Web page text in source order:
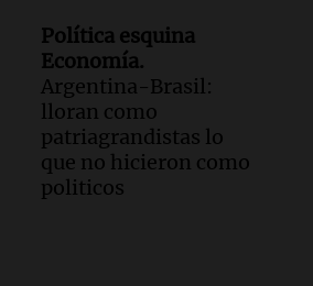
Política esquina
Economía.
Argentina-Brasil:
lloran como
patriagrandistas lo
que no hicieron como
politicos